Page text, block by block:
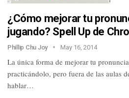
¿Cómo mejorar tu
jugando? Spell Up de
Phillip Chu Joy May 16, 2014
La única forma de mejorar tu
practicándolo, pero fuera de las aulas
hablar…